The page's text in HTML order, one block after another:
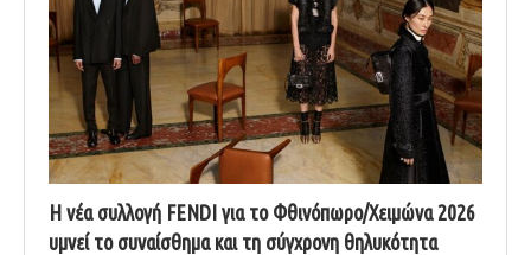
Η νέα συλλογή FENDI για το Φθινόπωρο/Χειμώνα 2026
υμνεί το συναίσθημα και τη σύγχρονη θηλυκότητα